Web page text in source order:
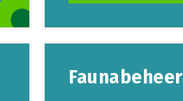
Faunabeheer